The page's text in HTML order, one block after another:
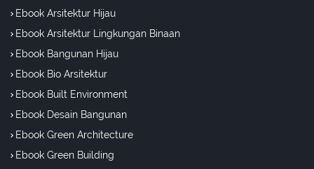
Ebook Arsitektur Hijau
Ebook Arsitektur Lingkungan Binaan
Ebook Bangunan Hijau
Ebook Bio Arsitektur
Ebook Built Environment
Ebook Desain Bangunan
Ebook Green Architecture
Ebook Green Building